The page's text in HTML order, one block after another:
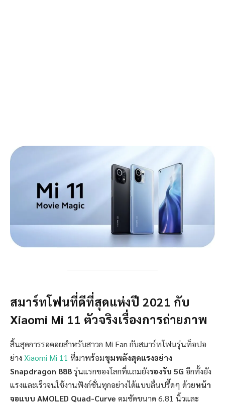
สมาร์ทโฟนที่ดีที่สุดแห่งปี 2021 กับ
Xiaomi Mi 11 ตัวจริงเรื่องการถ่ายภาพ
สิ้นสุดการรอคอยสำหรับสาวก Mi Fan กับสมาร์ทโฟนรุ่นท็อปอ
ย่าง Xiaomi Mi 11 ที่มาพร้อมขุมพลังสุดแรงอย่าง
Snapdragon 888รุ่นแรกของโลกที่แถมยังรองรับ 5G อีกทั้งยัง
แรงและเร็วจนใช้งานฟังก์ชั่นทุกอย่างได้แบบลื่นปรื๊ดๆ ด้วยหน้า
จอแบบ AMOLED Quad-Curve คมชัดขนาด 6.81 นิ้วและ